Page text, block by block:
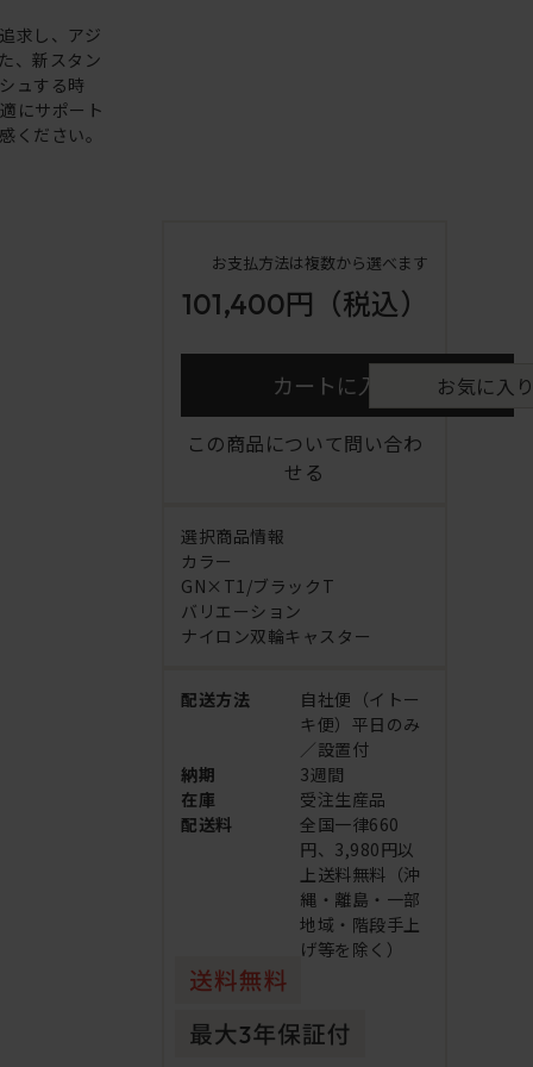
求し、アジ
、新スタン
ュする時
にサポート
ください。
お支払方法は複数から選べます
101,400円 （税込）
カートに入れる お気に入
この商品について問い合わ
せる
選択商品情報
カラー
GN×T1/ブラックT
バリエーション
ナイロン双輪キャスター
配送方法
自社便（イトー
キ便）平日のみ
／設置付
納期
3週間
在庫
受注生産品
配送料
全国一律660
円、3,980円以
上送料無料（沖
縄・離島・一部
地域・階段手上
げ等を除く）